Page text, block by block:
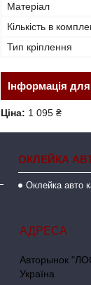
Матеріал
Кількість в
Тип кріплення
Інформація
Ціна: 1 095 ₴
ОКЛЕЙКА
Оклейка авто
Авторынок
Україна